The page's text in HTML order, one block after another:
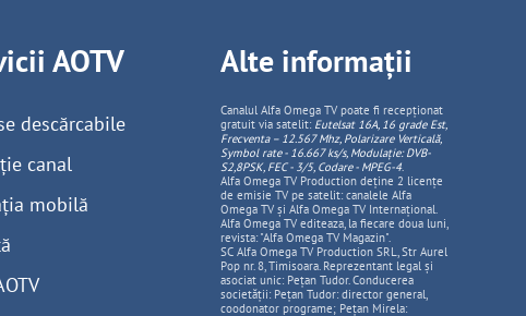
AOTV
descărcabile
canal
mobilă
Alte informații
Canalul Alfa Omega TV poate fi recepționat
gratuit via satelit: Eutelsat 16A, 16 grade Est,
Frecventa – 12.567 Mhz, PolarizareVerticală,
Symbol rate - 16.667 ks/s, Modulație: DVB-
S2,8PSK, FEC - 3/5, Codare - MPEG-4.
Alfa Omega TV Production deține 2 licențe
de emisie TV pe satelit: canalele Alfa
Omega TV și Alfa Omega TV Internațional.
Alfa Omega TV editeaza, la fiecare doua luni,
revista: "Alfa Omega TV Magazin".
SC Alfa Omega TV Production SRL, Str Aurel
Pop nr. 8, Timisoara. Reprezentant legal și
asociat unic: Pețan Tudor. Conducerea
societății: Pețan Tudor: director general,
coodonator programe; Pețan Mirela: